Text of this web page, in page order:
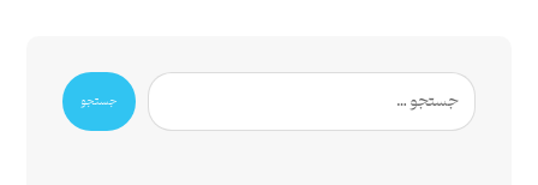
جستجو